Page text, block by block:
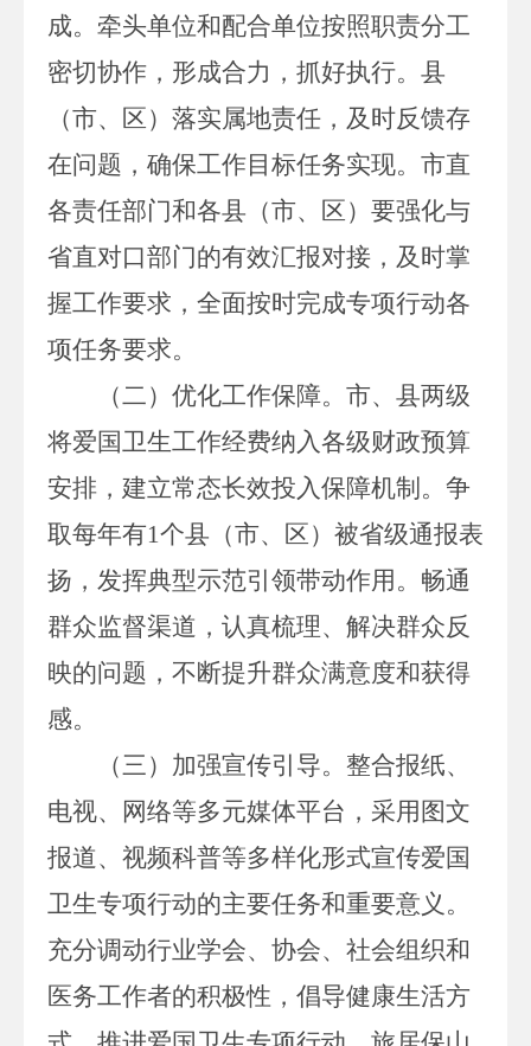
成。牵头单位和配合单位按照职责分工
密切协作，形成合力，抓好执行。县
（市、区）落实属地责任，及时反馈存
在问题，确保工作目标任务实现。市直
各责任部门和各县（市、区）要强化与
省直对口部门的有效汇报对接，及时掌
握工作要求，全面按时完成专项行动各
项任务要求。
（二）优化工作保障。 市、县两级
将爱国卫生工作经费纳入各级财政预算
安排，建立常态长效投入保障机制。争
取每年有1个县（市、区）被省级通报表
扬，发挥典型示范引领带动作用。畅通
群众监督渠道，认真梳理、解决群众反
映的问题，不断提升群众满意度和获得
感。
（三）加强宣传引导。 整合报纸、
电视、网络等多元媒体平台，采用图文
报道、视频科普等多样化形式宣传爱国
卫生专项行动的主要任务和重要意义。
充分调动行业学会、协会、社会组织和
医务工作者的积极性，倡导健康生活方